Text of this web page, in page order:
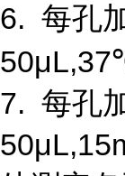
6. 每孔
7. 每孔